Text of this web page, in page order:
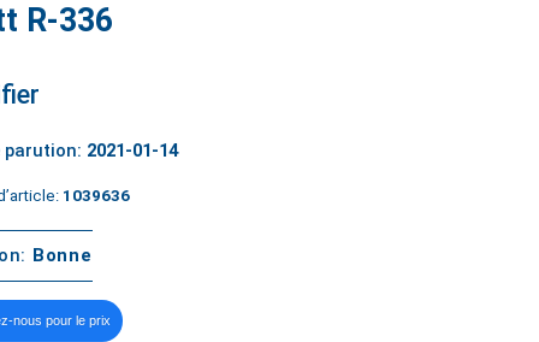
R-336
parution: 2021-01-14
1039636
Bonne
nous pour le prix